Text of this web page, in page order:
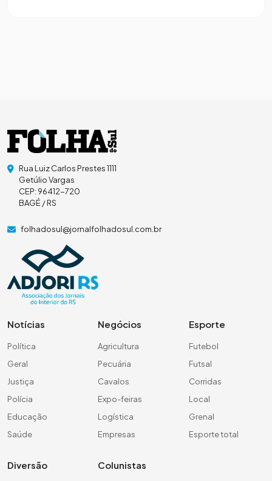
Rua Luiz Carlos Prestes 1111
Getúlio Vargas
CEP: 96412-720
BAGÉ / RS
folhadosul@jornalfolhadosul.com.br
Notícias
Política
Geral
Justiça
Polícia
Educação
Saúde
Negócios
Agricultura
Pecuária
Cavalos
Expo-feiras
Logística
Empresas
Esporte
Futebol
Futsal
Corridas
Local
Grenal
Esporte total
Diversão Colunistas